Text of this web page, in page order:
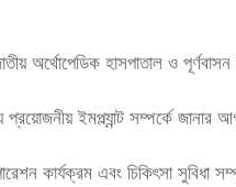
অর্থোপেডিক হাসপাতাল ও
ইমপ্ল্যান্ট সম্পর্কে
কার্যক্রম এবং চিকিৎসা